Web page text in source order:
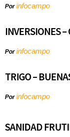
Porinfocampo
INVERSIONES
Porinfocampo
TRIGO –
Porinfocampo
SANIDAD